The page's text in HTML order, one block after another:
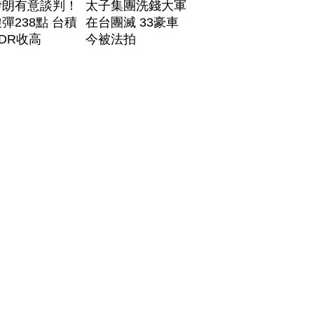
有意談判！
238點 台積
收高
太子集團洗錢大軍
在台團滅 33豪車
今被法拍